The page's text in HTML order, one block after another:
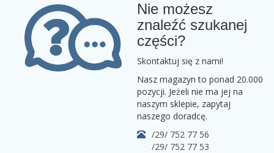
Nie możesz
znaleźć szukanej
części?
Skontaktuj się z nami!
Nasz magazyn to ponad 20.000
pozycji. Jeżeli nie ma jej na
naszym sklepie, zapytaj
naszego doradcę.
/29/ 752 77 56
/29/ 752 77 53